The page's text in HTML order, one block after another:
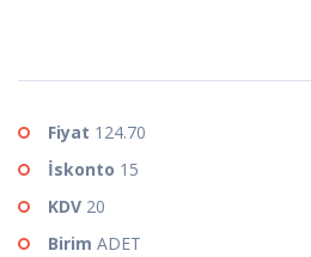
Fiyat 124.70
İskonto 15
KDV 20
Birim ADET